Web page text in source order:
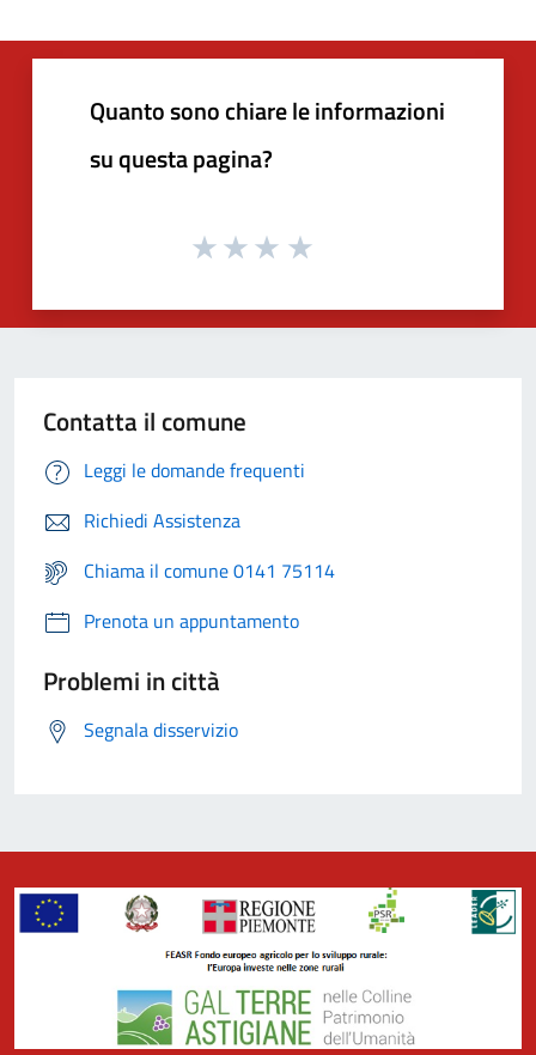
Quanto sono chiare le informazioni
su questa pagina?
Contatta il comune
Leggi le domande frequenti
Richiedi Assistenza
Chiama il comune 0141 75114
Prenota un appuntamento
Problemi in città
Segnala disservizio